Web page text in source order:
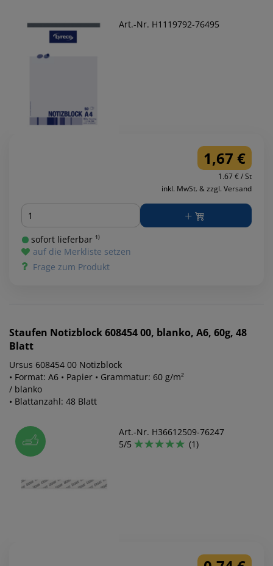
Art.-Nr. H1119792-76495
1,67 €
1.67 € / St
inkl. MwSt. & zzgl. Versand
Menge
sofort lieferbar ¹⁾
auf die Merkliste setzen
Frage zum Produkt
Staufen Notizblock 608454 00, blanko, A6, 60g, 48
Blatt
Ursus 608454 00 Notizblock
• Format: A6 • Papier • Grammatur: 60 g/m²
/ blanko
• Blattanzahl: 48 Blatt
Art.-Nr. H36612509-76247
5/5
(1)